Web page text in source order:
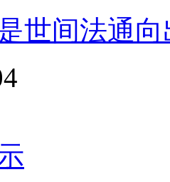
世间法通